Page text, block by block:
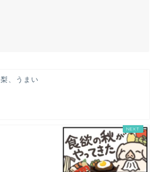
梨、うまい